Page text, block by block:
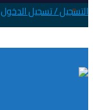
التسجيل / تسجيل الدخول